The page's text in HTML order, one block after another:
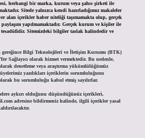
herhangi bir marka, kurum veya şahıs şirketi ile
Sitede yalnızca kendi hazırladığımız makaleler
alan içerikler haber niteliği taşımamakta olup, gerçek
yapılmamaktadır. Gerçek kurum ve kişiler ile
Sitemizdeki bilgiler taslak halindedir ve
gereğince Bilgi Teknolojileri ve İletişim Kurumu (BTK)
Sağlayıcı olarak hizmet vermektedir. Bu nedenle,
denetleme veya araştırma yükümlülüğümüz
yazdıkları içeriklerin sorumluluğunu
bu sorumluluğu kabul etmiş sayılırlar.
aykırı olduğunu düşündüğünüz içerikleri,
adresine bildirmeniz halinde, ilgili içerikler yasal